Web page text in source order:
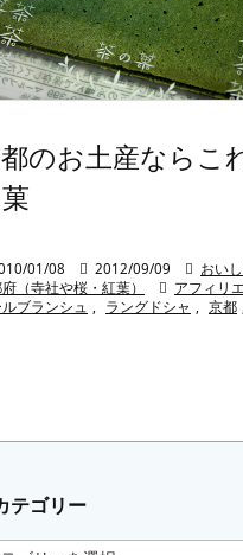
のお土産ならこ
01/08  2012/09/09  おい
（寺社や桜・紅葉）
 アフィリ
ブランシュ , ラングドシャ , 京都
テゴリー